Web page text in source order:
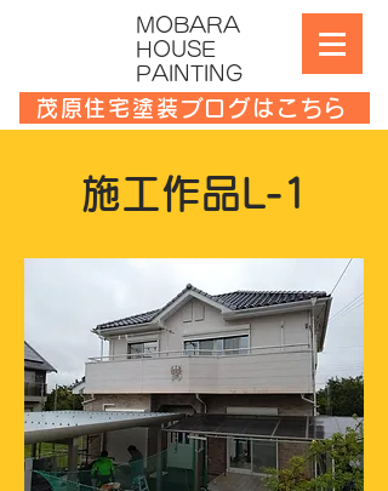
MOBARA
HOUSE
PAINTING
茂原住宅塗装ブログはこちら
施工作品L-1